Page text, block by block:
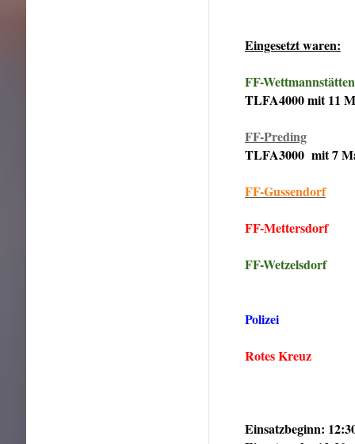
Eingesetzt waren:
FF-Wettmannstätten
TLFA4000 mit 11
FF-Preding
TLFA3000 mit 7
FF-Gussendorf
FF-Mettersdorf
FF-Wetzelsdorf
Polizei
Rotes Kreuz
Einsatzbeginn: